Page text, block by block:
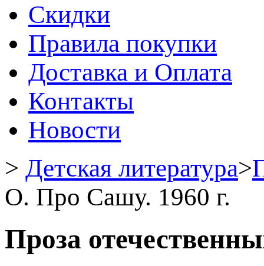
Скидки
Правила покупки
Доставка и Оплата
Контакты
Новости
> Детская литература>
О. Про Сашу. 1960 г.
Проза